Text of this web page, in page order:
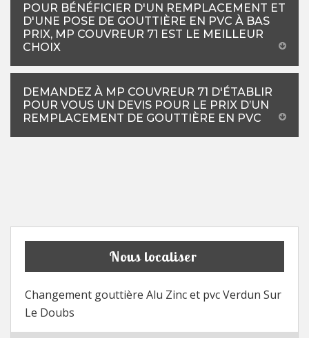
POUR BÉNÉFICIER D'UN REMPLACEMENT ET
D'UNE POSE DE GOUTTIÈRE EN PVC À BAS
PRIX, MP COUVREUR 71 EST LE MEILLEUR
CHOIX
DEMANDEZ À MP COUVREUR 71 D'ÉTABLIR
POUR VOUS UN DEVIS POUR LE PRIX D’UN
REMPLACEMENT DE GOUTTIÈRE EN PVC
Nous localiser
Changement gouttière Alu Zinc et pvc Verdun Sur
Le Doubs